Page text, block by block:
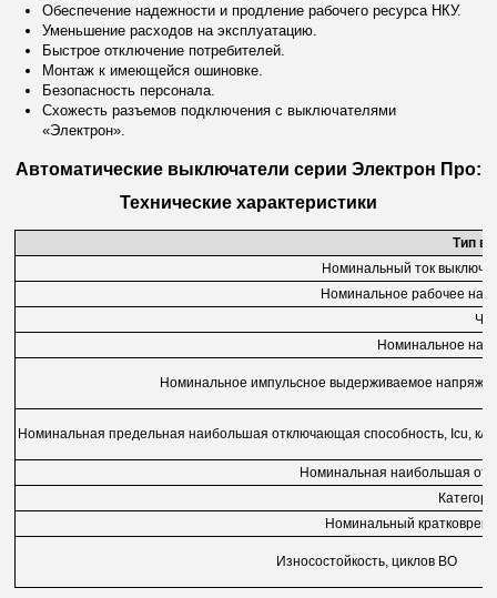
Обеспечение надежности и продление рабочего ресурса НКУ.
Уменьшение расходов на эксплуатацию.
Быстрое отключение потребителей.
Монтаж к имеющейся ошиновке.
Безопасность персонала.
Схожесть разъемов подключения с выключателями
«Электрон».
Автоматические выключатели серии Электрон Про:
Технические характеристики
Тип
Номинальный ток
Номинальное рабочее
Номинальное
Номинальное импульсное выдерживаемое
Номинальная предельная наибольшая отключающая способность, Icu, кА
Номинальная наибольшая
Номинальный
Износостойкость, циклов ВО